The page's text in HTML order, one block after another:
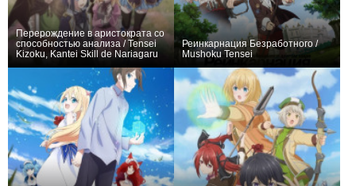
Перерождение в аристократа со
способностью анализа / Tensei
Kizoku, Kantei Skill de Nariagaru
Реинкарнация Безработного /
Mushoku Tensei